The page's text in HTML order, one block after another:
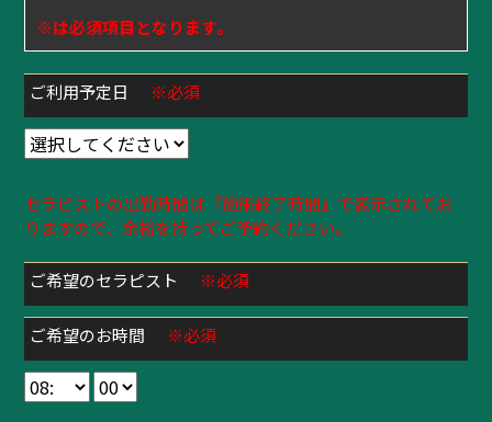
※は必須項目となります。
ご利用予定日 ※必須
セラピストの出勤時間は『施術終了時間』で表示されてお
りますので、余裕を持ってご予約ください。
ご希望のセラピスト ※必須
ご希望のお時間 ※必須